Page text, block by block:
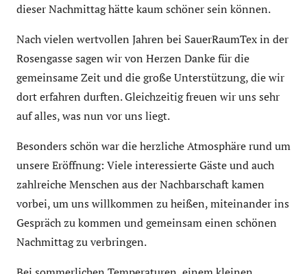
dieser Nachmittag hätte kaum schöner sein können.
Nach vielen wertvollen Jahren bei SauerRaumTex in der
Rosengasse sagen wir von Herzen Danke für die
gemeinsame Zeit und die große Unterstützung, die wir
dort erfahren durften. Gleichzeitig freuen wir uns sehr
auf alles, was nun vor uns liegt.
Besonders schön war die herzliche Atmosphäre rund um
unsere Eröffnung: Viele interessierte Gäste und auch
zahlreiche Menschen aus der Nachbarschaft kamen
vorbei, um uns willkommen zu heißen, miteinander ins
Gespräch zu kommen und gemeinsam einen schönen
Nachmittag zu verbringen.